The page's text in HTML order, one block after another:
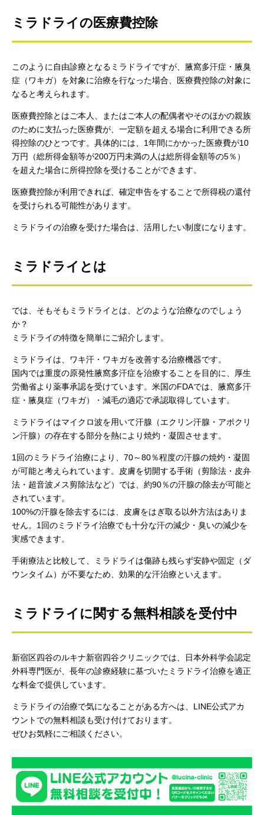
ミラドライの医療費控除
このように自由診療となるミラドライですが、腋窩多汗症・腋臭
症（ワキガ）を対象に治療を行なった場合、医療費控除の対象に
なると考えられます。
医療費控除とはご本人、またはご本人の配偶者やそのほかの親族
のために支払った医療費が、一定額を超える場合に利用できる所
得控除のひとつです。具体的には、1年間にかかった医療費が10
万円（総所得金額等が200万円未満の人は総所得金額等の5％）
を超えた場合に所得控除を受けることができます。
医療費控除が利用できれば、確定申告をすることで所得税の還付
を受けられる可能性があります。
ミラドライの治療を受けた場合は、活用したい制度になります。
ミラドライとは
では、そもそもミラドライとは、どのような治療なのでしょう
か？
ミラドライの特徴を簡単にご紹介します。
ミラドライは、ワキ汗・ワキガを改善する治療機器です。
国内では重度の原発性腋窩多汗症を治療することを目的に、厚生
労働省より薬事承認を受けています。米国のFDAでは、腋窩多汗
症・腋臭症（ワキガ）・減毛の適応で承認取得しています。
ミラドライはマイクロ波を用いて汗腺（エクリン汗腺・アポクリ
ン汗腺）の存在する部分を熱により焼灼・凝固させます。
1回のミラドライ治療により、70～80％程度の汗腺の焼灼・凝固
が可能と考えられています。皮膚を切開する手術（剪除法・皮弁
法・超音波メス剪除法など）では、約90％の汗腺の除去が可能と
されています。
100%の汗腺を除去するには、皮膚をはぎ取る以外方法はありま
せん。1回のミラドライ治療でも十分な汗の減少・臭いの減少を
実感できます。
手術療法と比較して、ミラドライは傷跡も残らず安静や固定（ダ
ウンタイム）が不要なため、効果的な汗治療といえます。
ミラドライに関する無料相談を受付中
新宿区四谷のルキナ新宿四谷クリニックでは、日本外科学会認定
外科専門医が、長年の診療経験に基づいたミラドライ治療を適正
な料金で提供しています。
ミラドライの治療で気になることがある方へは、LINE公式アカ
ウントでの無料相談も受け付けております。
ぜひお気軽にご相談ください。